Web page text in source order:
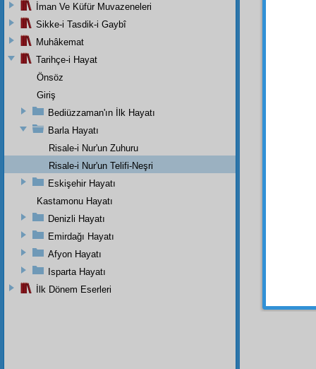
para
İman Ve Küfür Muvazeneleri
Sikke-i Tasdik-i Gaybî
Muhâkemat
Tarihçe-i Hayat
Önsöz
Giriş
Bediüzzaman'ın İlk Hayatı
Barla Hayatı
Risale-i Nur'un Zuhuru
Risale-i Nur'un Telifi-Neşri
Eskişehir Hayatı
Kastamonu Hayatı
Denizli Hayatı
Emirdağı Hayatı
Afyon Hayatı
Isparta Hayatı
İlk Dönem Eserleri